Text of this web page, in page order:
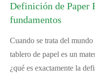
Definición de Paper
fundamentos
Cuando se trata del
tablero de papel es un
¿qué es exactamente la